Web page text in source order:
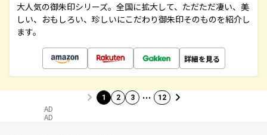
大人気の御朱印シリーズ。全国に拡大して、ただただ凄い、美
しい、おもしろい、珍しいにこだわり御朱印そのものを紹介し
ます。
詳細を見る
1 2 3 … 12
AD
AD